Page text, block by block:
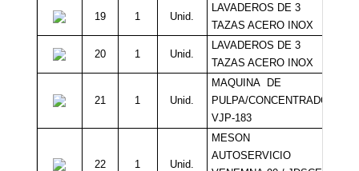
19 1 Unid.
LAVADEROS DE 3
TAZAS ACERO INOX
20 1 Unid.
LAVADEROS DE 3
TAZAS ACERO INOX
21 1 Unid.
MAQUINA DE
PULPA/CONCENTRADO
VJP-183
22 1 Unid.
MESON
AUTOSERVICIO